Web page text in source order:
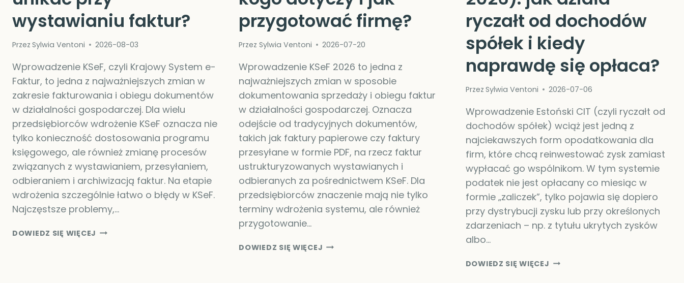
wystawianiu faktur?
Przez Sylwia Ventoni 2026-08-03
Wprowadzenie KSeF, czyli Krajowy System e-
Faktur, to jedna z najważniejszych zmian w
zakresie fakturowania i obiegu dokumentów
w działalności gospodarczej. Dla wielu
przedsiębiorców wdrożenie KSeF oznacza nie
tylko konieczność dostosowania programu
księgowego, ale również zmianę procesów
związanych z wystawianiem, przesyłaniem,
odbieraniem i archiwizacją faktur. Na etapie
wdrożenia szczególnie łatwo o błędy w KSeF.
Najczęstsze problemy,…
DOWIEDZ SIĘ WIĘCEJ BŁĘDY
przygotować firmę?
Przez Sylwia Ventoni 2026-07-20
Wprowadzenie KSeF 2026 to jedna z
najważniejszych zmian w sposobie
dokumentowania sprzedaży i obiegu faktur
w działalności gospodarczej. Oznacza
odejście od tradycyjnych dokumentów,
takich jak faktury papierowe czy faktury
przesyłane w formie PDF, na rzecz faktur
ustrukturyzowanych wystawianych i
odbieranych za pośrednictwem KSeF. Dla
przedsiębiorców znaczenie mają nie tylko
terminy wdrożenia systemu, ale również
przygotowanie…
DOWIEDZ SIĘ WIĘCEJ KSEF
ryczałt od dochodów
spółek i kiedy
naprawdę się opłaca?
Przez Sylwia Ventoni 2026-07-06
Wprowadzenie Estoński CIT (czyli ryczałt od
dochodów spółek) wciąż jest jedną z
najciekawszych form opodatkowania dla
firm, które chcą reinwestować zysk zamiast
wypłacać go wspólnikom. W tym systemie
podatek nie jest opłacany co miesiąc w
formie „zaliczek”, tylko pojawia się dopiero
przy dystrybucji zysku lub przy określonych
zdarzeniach – np. z tytułu ukrytych zysków
albo…
DOWIEDZ SIĘ WIĘCEJ ESTOŃSKI